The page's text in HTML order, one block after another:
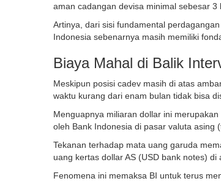
aman cadangan devisa minimal sebesar 3
Artinya, dari sisi fundamental
Indonesia sebenarnya masih memiliki
Biaya Mahal di Balik
Meskipun posisi cadev masih di atas
waktu kurang dari enam bulan tidak bisa
Menguapnya miliaran dollar ini
oleh Bank Indonesia di pasar valuta asing
Tekanan terhadap mata uang garuda
uang kertas dollar AS (USD bank notes) di
Fenomena ini memaksa BI untuk terus